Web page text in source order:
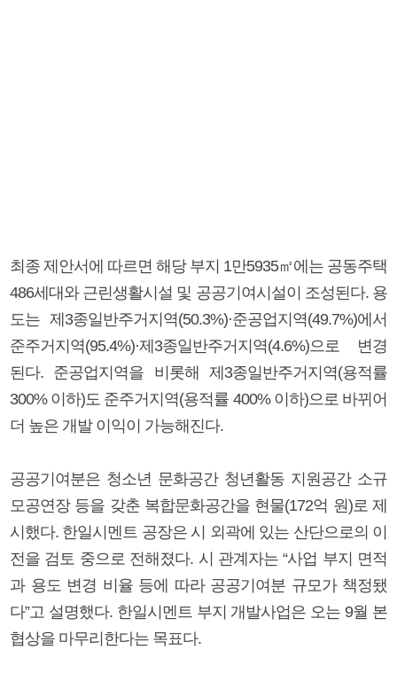
최종 제안서에 따르면 해당 부지 1만5935㎡에는 공동주택
486세대와 근린생활시설 및 공공기여시설이 조성된다. 용
도는 제3종일반주거지역(50.3%)·준공업지역(49.7%)에서
준주거지역(95.4%)·제3종일반주거지역(4.6%)으로 변경
된다. 준공업지역을 비롯해 제3종일반주거지역(용적률
300% 이하)도 준주거지역(용적률 400% 이하)으로 바뀌어
더 높은 개발 이익이 가능해진다.
공공기여분은 청소년 문화공간 청년활동 지원공간 소규
모공연장 등을 갖춘 복합문화공간을 현물(172억 원)로 제
시했다. 한일시멘트 공장은 시 외곽에 있는 산단으로의 이
전을 검토 중으로 전해졌다. 시 관계자는 “사업 부지 면적
과 용도 변경 비율 등에 따라 공공기여분 규모가 책정됐
다”고 설명했다. 한일시멘트 부지 개발사업은 오는 9월 본
협상을 마무리한다는 목표다.